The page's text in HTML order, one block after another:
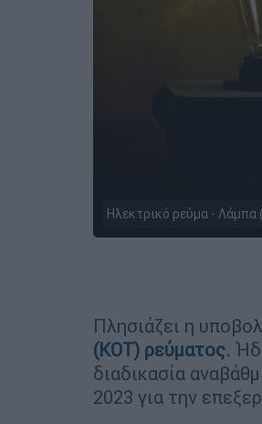
Ηλεκτρικό ρεύμα - Λάμπα
Πλησιάζει η
(ΚΟΤ) ρεύματος.
διαδικασία
2023 για την